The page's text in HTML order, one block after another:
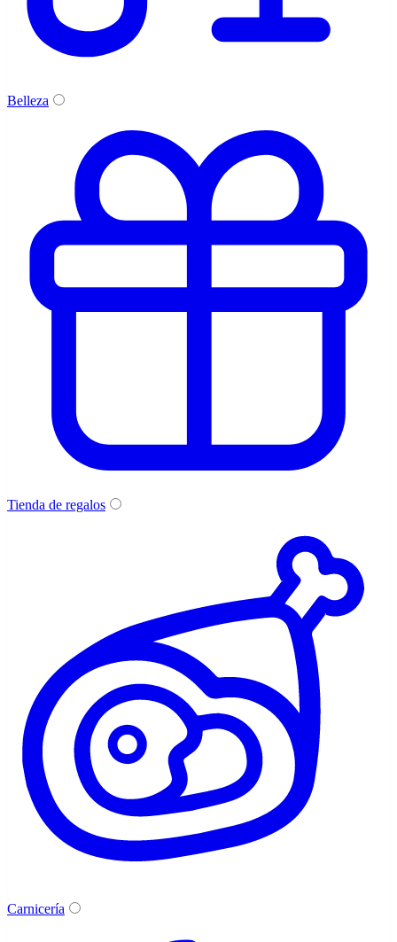
Belleza
Tienda de regalos
Carnicería